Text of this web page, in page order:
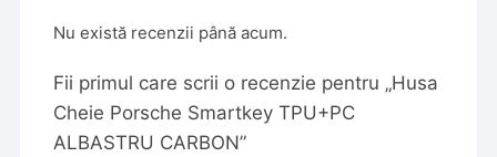
Nu există recenzii până acum.
Fii primul care scrii o recenzie pentru „Husa
Cheie Porsche Smartkey TPU+PC
ALBASTRU CARBON”